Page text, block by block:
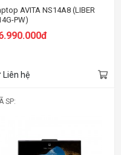
AVITA NS14A8 (LIBER
PW)
Liên hệ
SP: